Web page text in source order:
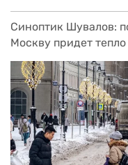
Синоптик Шувалов:
Москву придет тепло